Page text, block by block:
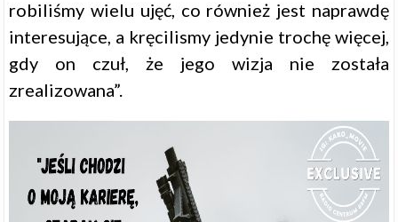
robiliśmy wielu ujęć, co również jest naprawdę
interesujące, a kręcilismy jedynie trochę więcej,
gdy on czuł, że jego wizja nie została
zrealizowana”.